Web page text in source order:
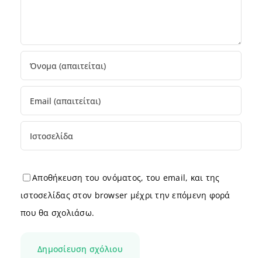
Αποθήκευση του ονόματος, του email, και της
ιστοσελίδας στον browser μέχρι την επόμενη φορά
που θα σχολιάσω.